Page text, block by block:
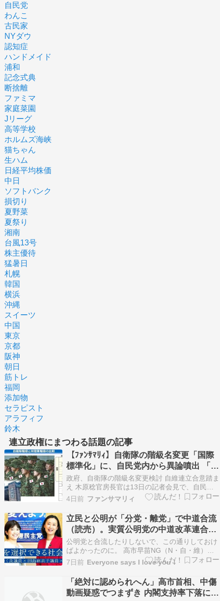
自民党
わんこ
古民家
NYダウ
認知症
ハンドメイド
浦和
記念式典
断捨離
ファミマ
家庭菜園
Jリーグ
高等学校
ホルムズ海峡
猫ちゃん
生ハム
日経平均株価
中日
ソフトバンク
損切り
夏野菜
夏祭り
湘南
台風13号
株主優待
猛暑日
札幌
韓国
横浜
沖縄
スイーツ
中国
東京
京都
阪神
朝日
筋トレ
福岡
添加物
セラピスト
アラフィフ
鈴木
連立政権にまつわる話題の記事
【ﾌｧﾝｻﾏﾘｨ】自衛隊の階級名変更「国際
標準化」に、自民党内から異論噴出 「旧
軍時代への回帰だ」 と朝日新聞
政府、自衛隊の階級名変更検討 自維連立合意踏ま
え 木原稔官房長官は13日の記者会見で、自民党
と日本維新の会が連立政権合意書で自衛隊の階級
などの国際標準化を2026年度中に実行すると明記
したのを踏ま… （出典：共同通信） 1 ：
2026/08/02(日) 10:15:50.01 …
4日前 ファンサマリィ
立民と公明が「分党・離党」で中道合流
（読売）。実質公明党の中道改革連合に
存在価値はない。戦犯議員は中道に行っ
てもらって、シン立憲民主党は真のリベ
ラル政党に脱皮せよ。
公明党と合流したりしないで、この通りしておけ
ばよかったのに。 高市早苗NG（N・自・維）連
立政権をどう打倒するか。立憲民主党の野田佳彦
代表の首を切り、女性執行部のもと単独で過半数
が取れる政党に成長させ、そのうえでまともな野
党が結集するべきだ。 上下ともクリックしていた
だけると大変…
7日前 Everyone says I love you！
「絶対に認められへん」高市首相、中傷
動画疑惑でつまずき 内閣支持率下落に焦